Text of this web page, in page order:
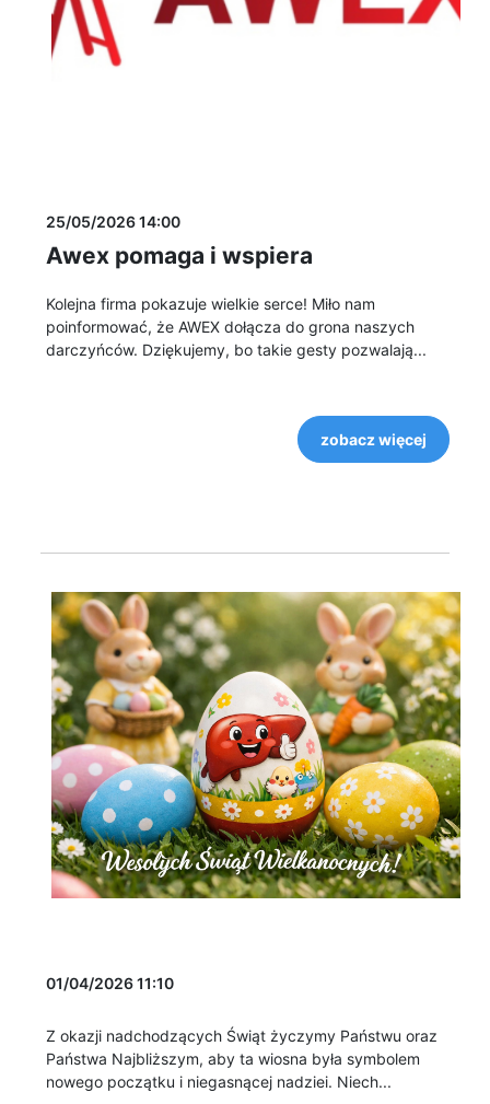
25/05/2026 14:00
Awex pomaga i wspiera
Kolejna firma pokazuje wielkie serce! Miło nam
poinformować, że AWEX dołącza do grona naszych
darczyńców. Dziękujemy, bo takie gesty pozwalają...
zobacz więcej
01/04/2026 11:10
Z okazji nadchodzących Świąt życzymy Państwu oraz
Państwa Najbliższym, aby ta wiosna była symbolem
nowego początku i niegasnącej nadziei. Niech...